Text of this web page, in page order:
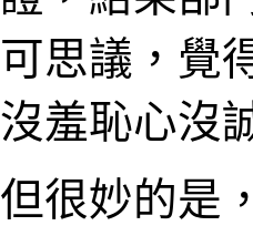
可思議，覺
沒羞恥心沒
但很妙的是